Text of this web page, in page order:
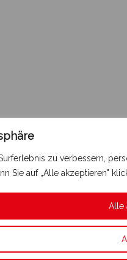
zu verbessern,
Sie auf „Alle akzeptieren"
Alle